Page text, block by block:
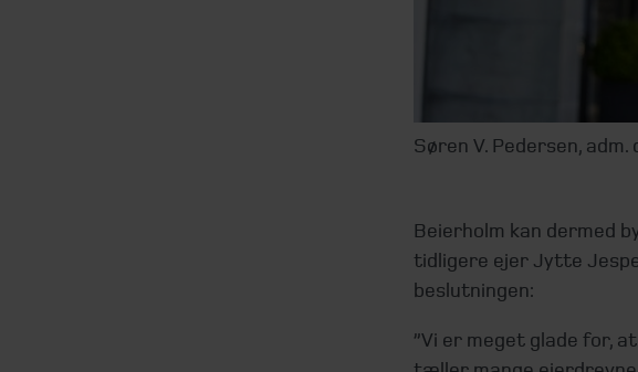
Søren V. Pedersen,
Beierholm kan dermed
tidligere ejer Jytte
beslutningen:
”Vi er meget glade for,